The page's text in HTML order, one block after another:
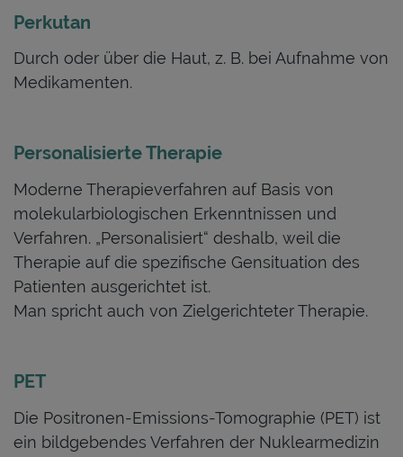
Perkutan
Durch oder über die Haut, z. B. bei Aufnahme von
Medikamenten.
Personalisierte Therapie
Moderne Therapieverfahren auf Basis von
molekularbiologischen Erkenntnissen und
Verfahren. „Personalisiert“ deshalb, weil die
Therapie auf die spezifische Gensituation des
Patienten ausgerichtet ist.
Man spricht auch von Zielgerichteter Therapie.
PET
Die Positronen-Emissions-Tomographie (PET) ist
ein bildgebendes Verfahren der Nuklearmedizin